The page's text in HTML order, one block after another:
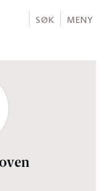
SØK MENY